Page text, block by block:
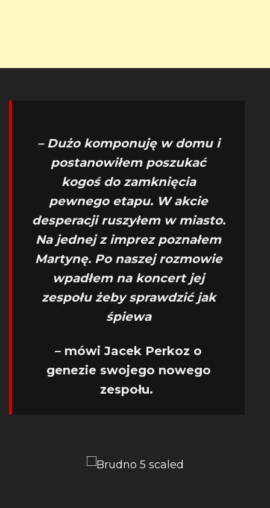
– Dużo komponuję w domu i
postanowiłem poszukać
kogoś do zamknięcia
pewnego etapu. W akcie
desperacji ruszyłem w miasto.
Na jednej z imprez poznałem
Martynę. Po naszej rozmowie
wpadłem na koncert jej
zespołu żeby sprawdzić jak
śpiewa
– mówi Jacek Perkoz o
genezie swojego nowego
zespołu.